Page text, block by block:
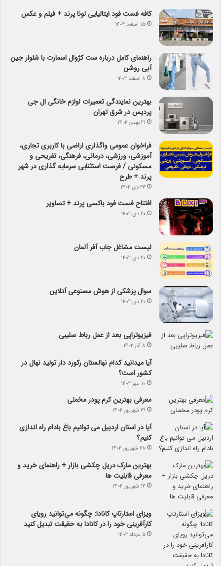
کافه فست فود ایتالیایی لونا پرند + فیلم و عکس
۱۵ اسفند ۱۴۰۲
راهنمای کامل درباره ست کژوال اسمارت با شلوار جین
آبی روشن
۸ اسفند ۱۴۰۲
بهترین نمایندگی تعمیرات لوازم خانگی ال جی
پردیس در شرق تهران
۲۱ بهمن ۱۴۰۲
فراخوان عمومی واگذاری اراضی با کاربری تجاری،
آموزشی، ورزشی، درمانی، فرهنگی، تفریحی و
مسکونی / فرصت استثنایی سرمایه گذاری در شهر
پرند + طرح
۲۳ دی ۱۴۰۲
افتتاح فست فود باکسی پرند + تصاویر
۲۰ دی ۱۴۰۲
لیست مشاغل جاب آفر آلمان
۲۰ دی ۱۴۰۲
سوال پزشکی از هوش مصنوعی آنلاین
۲۰ دی ۱۴۰۲
فیزیوتراپی بعد از عمل رباط صلیبی
۸ آذر ۱۴۰۲
آیا می­دانید کدام نهالستان رکورد دار تولید نهال­ در
کشور است؟
۱۰ مهر ۱۴۰۲
معرفی بهترین کرم پودر مخملی
۲۹ شهریور ۱۴۰۲
آیا در استان اردبیل می توانیم باغ بادام راه اندازی
کنیم؟
۲۸ شهریور ۱۴۰۲
بهترین مارک دریل چکشی بازار + راهنمای خرید و
معرفی قابلیت ها
۱۴ شهریور ۱۴۰۲
ویزای استارتاپ کانادا: چگونه می‌توانید رویای
کارآفرینی خود را در کانادا به حقیقت تبدیل کنید
۵ مرداد ۱۴۰۲